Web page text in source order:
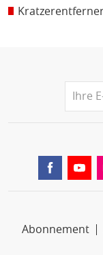
Abonnement